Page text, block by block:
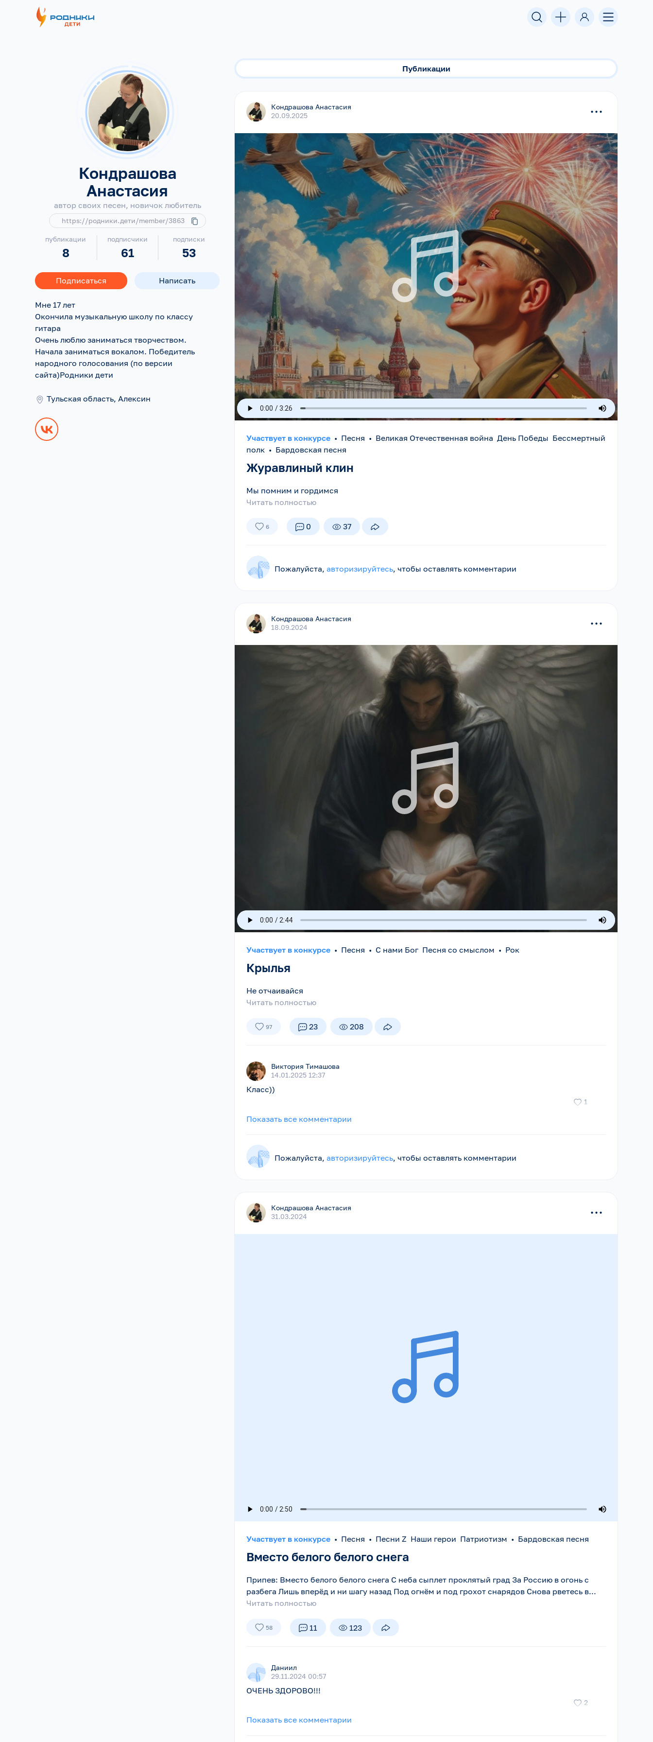
Кондрашова
Анастасия
автор своих песен, новичок любитель
https://родники.дети/member/3863
публикации
8
подписчики
61
подписки
53
Подписаться Написать
Мне 17 лет
Окончила музыкальную школу по классу
гитара
Очень люблю заниматься творчеством.
Начала заниматься вокалом. Победитель
народного голосования (по версии
сайта)Родники дети
Тульская область, Алексин
Публикации
Кондрашова Анастасия
20.09.2025
...
Участвует в конкурсе • Песня • Великая Отечественная война День Победы Бессмертный
полк • Бардовская песня
Журавлиный клин
Мы помним и гордимся
Читать полностью
6 0 37
Пожалуйста,авторизируйтесь, чтобы оставлять комментарии
Кондрашова Анастасия
18.09.2024
...
Участвует в конкурсе • Песня • С нами Бог Песня со смыслом • Рок
Крылья
Не отчаивайся
Читать полностью
97 23 208
Виктория Тимашова
14.01.2025 12:37
Класс))
1
Показать все комментарии
Пожалуйста,авторизируйтесь, чтобы оставлять комментарии
Кондрашова Анастасия
31.03.2024
...
Участвует в конкурсе • Песня • Песни Z Наши герои Патриотизм • Бардовская песня
Вместо белого белого снега
Припев: Вместо белого белого снега С неба сыплет проклятый град За Россию в огонь с
разбега Лишь вперёд и ни шагу назад Под огнём и под грохот снарядов Снова рветесь в...
Читать полностью
58 11 123
Даниил
29.11.2024 00:57
ОЧЕНЬ ЗДОРОВО!!!
2
Показать все комментарии